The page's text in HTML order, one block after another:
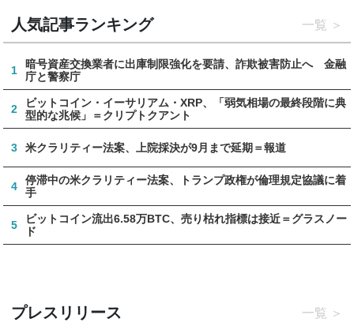
人気記事ランキング 一覧
1
暗号資産交換業者に出庫制限強化を要請、詐欺被害防止へ 金融
庁と警察庁
2
ビットコイン・イーサリアム・XRP、「弱気相場の最終段階に典
型的な兆候」＝クリプトクアント
3 米クラリティー法案、上院採決が9月まで延期＝報道
4
停滞中の米クラリティー法案、トランプ政権が倫理規定協議に着
手
5
ビットコイン流出6.58万BTC、売り枯れ指標は接近＝グラスノー
ド
プレスリリース 一覧